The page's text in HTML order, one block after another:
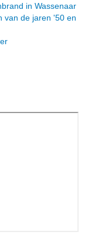
in Wassenaar
van de jaren '50 en